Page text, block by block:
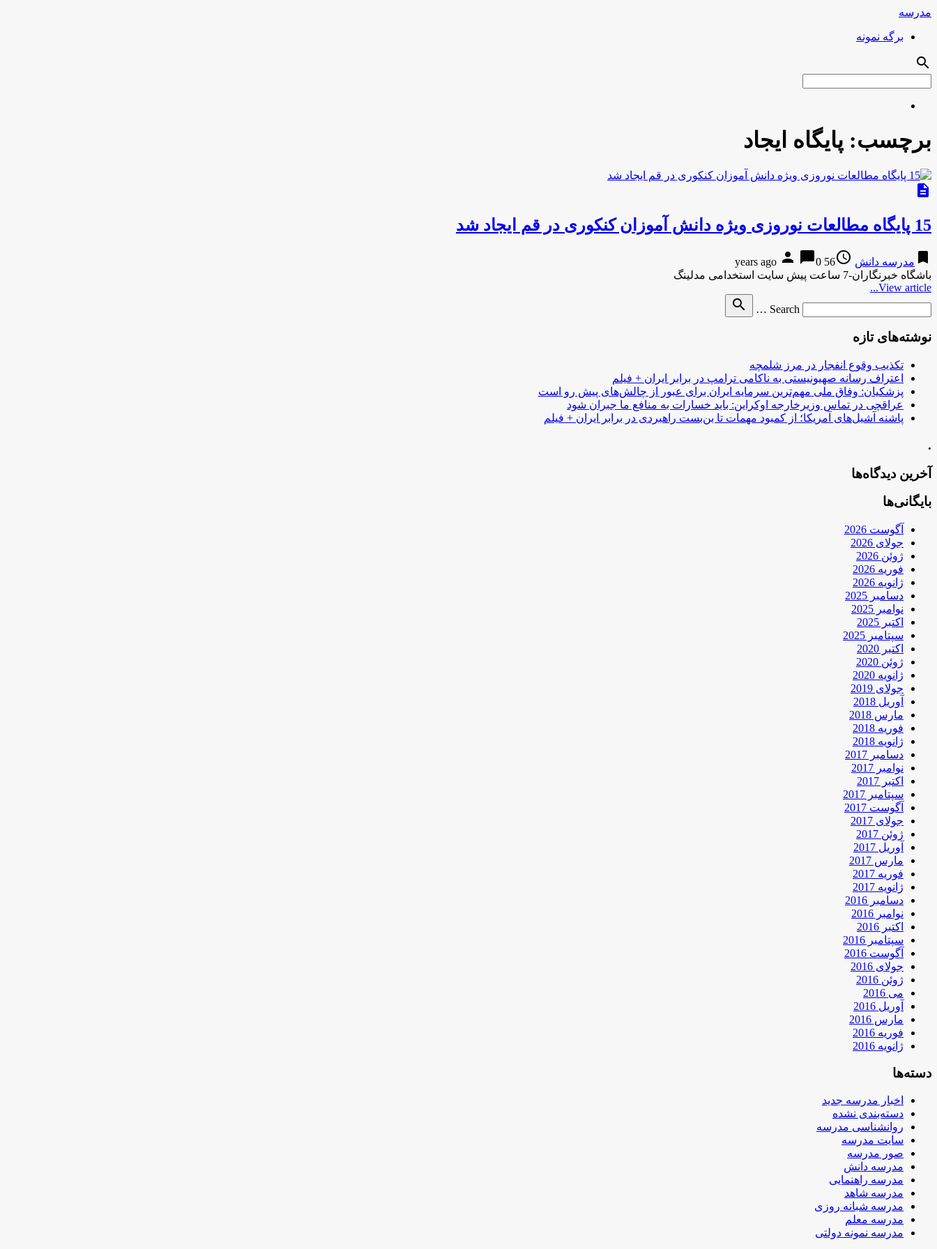
مدرسه
برگه نمونه
search
برچسب: پایگاه ایجاد
description
15 پایگاه مطالعات نوروزی ویژه دانش آموزان کنکوری در قم ایجاد شد
bookmark مدرسه دانش access_time
56 years ago
person chat_bubble0
باشگاه خبرنگاران-7 ساعت پیش سایت استخدامی مدلینگ
View article...
Search …
search
نوشته‌های تازه
تکذیب وقوع انفجار در مرز شلمچه
اعتراف رسانه صهیونیستی به ناکامی ترامپ در برابر ایران + فیلم
پزشکیان: وفاق ملی مهم‌ترین سرمایه ایران برای عبور از چالش‌های پیش رو است
عراقچی در تماس وزیرخارجه اوکراین: باید خسارات به منافع ما جبران شود
پاشنه آشیل‌های آمریکا؛ از کمبود مهمات تا بن‌بست راهبردی در برابر ایران + فیلم
.
آخرین دیدگاه‌ها
بایگانی‌ها
آگوست 2026
جولای 2026
ژوئن 2026
فوریه 2026
ژانویه 2026
دسامبر 2025
نوامبر 2025
اکتبر 2025
سپتامبر 2025
اکتبر 2020
ژوئن 2020
ژانویه 2020
جولای 2019
آوریل 2018
مارس 2018
فوریه 2018
ژانویه 2018
دسامبر 2017
نوامبر 2017
اکتبر 2017
سپتامبر 2017
آگوست 2017
جولای 2017
ژوئن 2017
آوریل 2017
مارس 2017
فوریه 2017
ژانویه 2017
دسامبر 2016
نوامبر 2016
اکتبر 2016
سپتامبر 2016
آگوست 2016
جولای 2016
ژوئن 2016
می 2016
آوریل 2016
مارس 2016
فوریه 2016
ژانویه 2016
دسته‌ها
اخبار مدرسه جدید
دسته‌بندی نشده
روانشناسی مدرسه
سایت مدرسه
صور مدرسه
مدرسه دانش
مدرسه راهنمایی
مدرسه شاهد
مدرسه شبانه روزی
مدرسه معلم
مدرسه نمونه دولتی